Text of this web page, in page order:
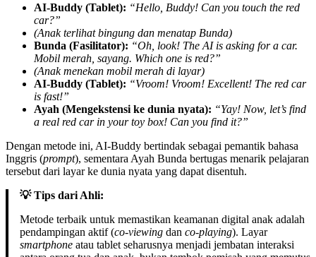
AI-Buddy (Tablet): “Hello, Buddy! Can you touch the red
car?”
(Anak terlihat bingung dan menatap Bunda)
Bunda (Fasilitator): “Oh, look! The AI is asking for a car.
Mobil merah, sayang. Which one is red?”
(Anak menekan mobil merah di layar)
AI-Buddy (Tablet): “Vroom! Vroom! Excellent! The red car
is fast!”
Ayah (Mengekstensi ke dunia nyata): “Yay! Now, let’s find
a real red car in your toy box! Can you find it?”
Dengan metode ini, AI-Buddy bertindak sebagai pemantik bahasa
Inggris (prompt), sementara Ayah Bunda bertugas menarik pelajaran
tersebut dari layar ke dunia nyata yang dapat disentuh.
💡 Tips dari Ahli:
Metode terbaik untuk memastikan keamanan digital anak adalah
pendampingan aktif (co-viewing dan co-playing). Layar
smartphone atau tablet seharusnya menjadi jembatan interaksi